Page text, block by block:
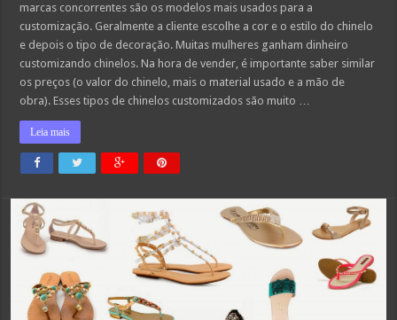
marcas concorrentes são os modelos mais usados para a
customização. Geralmente a cliente escolhe a cor e o estilo do chinelo
e depois o tipo de decoração. Muitas mulheres ganham dinheiro
customizando chinelos. Na hora de vender, é importante saber similar
os preços (o valor do chinelo, mais o material usado e a mão de
obra). Esses tipos de chinelos customizados são muito …
Leia mais